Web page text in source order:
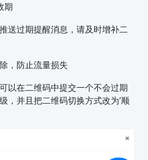
期
送过期提醒消息，请及时增补二
，防止流量损失
以在二维码中提交一个不会过期
，并且把二维码切换方式改为’顺